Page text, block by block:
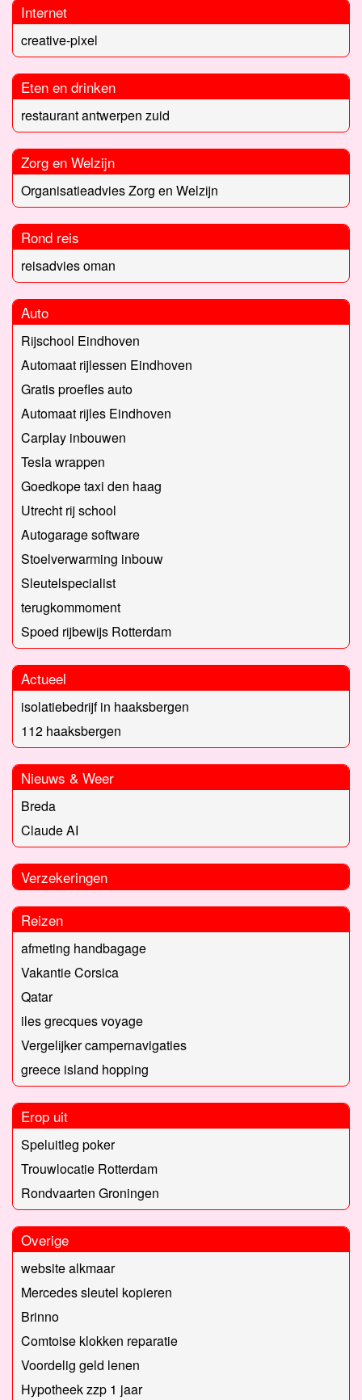
Internet
creative-pixel
Eten en drinken
restaurant antwerpen zuid
Zorg en Welzijn
Organisatieadvies Zorg en Welzijn
Rond reis
reisadvies oman
Auto
Rijschool Eindhoven
Automaat rijlessen Eindhoven
Gratis proefles auto
Automaat rijles Eindhoven
Carplay inbouwen
Tesla wrappen
Goedkope taxi den haag
Utrecht rij school
Autogarage software
Stoelverwarming inbouw
Sleutelspecialist
terugkommoment
Spoed rijbewijs Rotterdam
Actueel
isolatiebedrijf in haaksbergen
112 haaksbergen
Nieuws & Weer
Breda
Claude AI
Verzekeringen
Reizen
afmeting handbagage
Vakantie Corsica
Qatar
iles grecques voyage
Vergelijker campernavigaties
greece island hopping
Erop uit
Speluitleg poker
Trouwlocatie Rotterdam
Rondvaarten Groningen
Overige
website alkmaar
Mercedes sleutel kopieren
Brinno
Comtoise klokken reparatie
Voordelig geld lenen
Hypotheek zzp 1 jaar